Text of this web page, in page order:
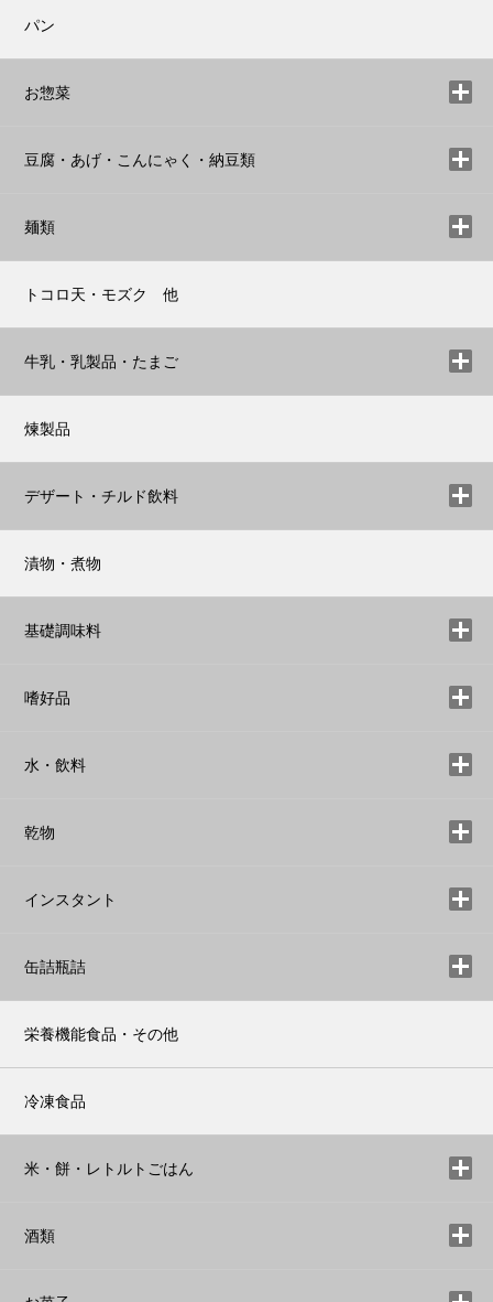
パン
お惣菜
豆腐・あげ・こんにゃく・納豆類
麺類
トコロ天・モズク 他
牛乳・乳製品・たまご
煉製品
デザート・チルド飲料
漬物・煮物
基礎調味料
嗜好品
水・飲料
乾物
インスタント
缶詰瓶詰
栄養機能食品・その他
冷凍食品
米・餅・レトルトごはん
酒類